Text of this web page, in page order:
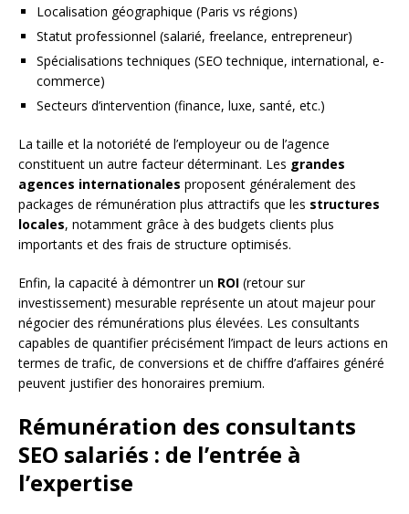
Localisation géographique (Paris vs régions)
Statut professionnel (salarié, freelance, entrepreneur)
Spécialisations techniques (SEO technique, international, e-
commerce)
Secteurs d’intervention (finance, luxe, santé, etc.)
La taille et la notoriété de l’employeur ou de l’agence
constituent un autre facteur déterminant. Les grandes
agences internationales proposent généralement des
packages de rémunération plus attractifs que les structures
locales, notamment grâce à des budgets clients plus
importants et des frais de structure optimisés.
Enfin, la capacité à démontrer un ROI (retour sur
investissement) mesurable représente un atout majeur pour
négocier des rémunérations plus élevées. Les consultants
capables de quantifier précisément l’impact de leurs actions en
termes de trafic, de conversions et de chiffre d’affaires généré
peuvent justifier des honoraires premium.
Rémunération des consultants
SEO salariés : de l’entrée à
l’expertise